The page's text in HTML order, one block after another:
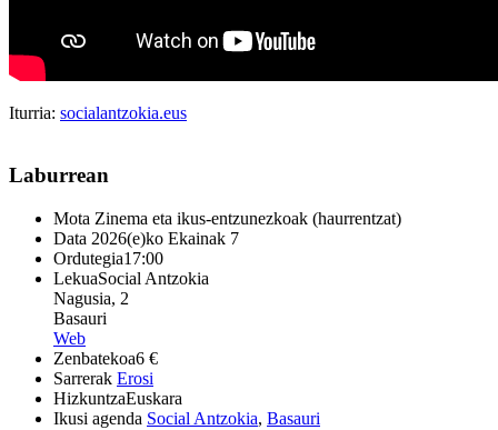
Iturria: socialantzokia.eus
Laburrean
Mota Zinema eta ikus-entzunezkoak (haurrentzat)
Data 2026(e)ko Ekainak 7
Ordutegia17:00
LekuaSocial Antzokia
Nagusia, 2
Basauri
Web
Zenbatekoa6 €
Sarrerak Erosi
HizkuntzaEuskara
Ikusi agenda Social Antzokia, Basauri